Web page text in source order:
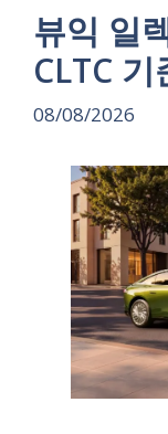
뷰익 일
CLTC
08/08/2026